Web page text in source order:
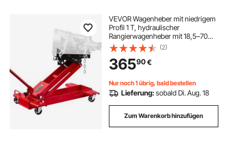
VEVOR Wagenheber mit niedrigem
Profil 1 T, hydraulischer
Rangierwagenheber mit 18,5–70
cm Hubhöhe & flexiblen 360°-
Schwenkrädern, Hochleistungs-
Hebebühne für Garage / Werkstatt
Rot
(2)
36590€
Nur noch 1 übrig, bald bestellen
Lieferung:sobald Di. Aug. 18
Zum Warenkorb hinzufügen